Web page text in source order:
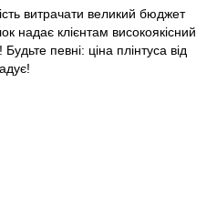
витрачати великий бюджет
надає клієнтам високоякісний
певні: ціна плінтуса від